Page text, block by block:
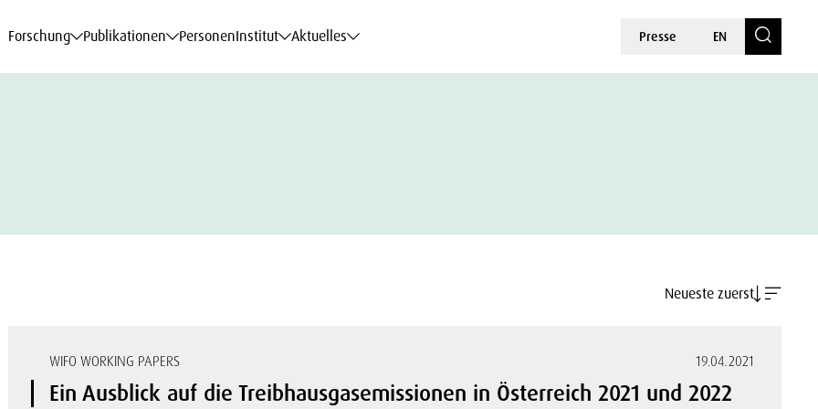
Forschung Publikationen PersonenInstitut Aktuelles Presse EN
Neueste zuerst
WIFO WORKING PAPERS 19.04.2021
Ein Ausblick auf die Treibhausgasemissionen in Österreich 2021 und 2022